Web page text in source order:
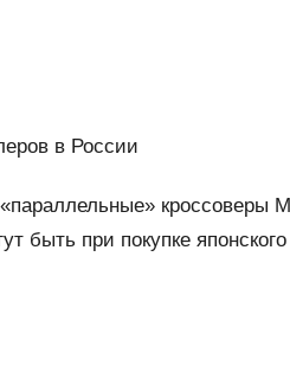
в России
кроссоверы
быть при покупке